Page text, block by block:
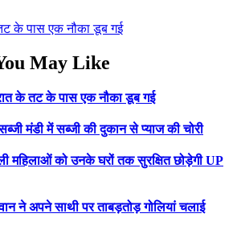
के पास एक नौका डूब गई
May Like
के तट के पास एक नौका डूब गई
मंडी में सब्जी की दुकान से प्याज की चोरी
महिलाओं को उनके घरों तक सुरक्षित छोड़ेगी UP
ने अपने साथी पर ताबड़तोड़ गोलियां चलाई